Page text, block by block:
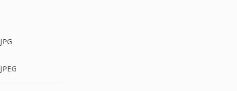
PNG إلى JPG
PNG إلى JPEG